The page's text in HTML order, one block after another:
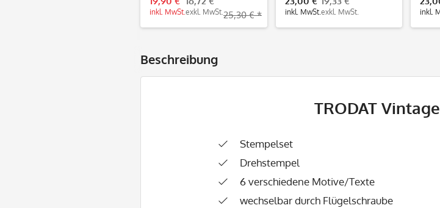
inkl. MwSt. exkl. MwSt. 25,30 € * inkl. MwSt. exkl. MwSt. inkl.
Beschreibung
TRODAT
Stempelset
Drehstempel
6 verschiedene Motive/Texte
wechselbar durch Flügelschraube